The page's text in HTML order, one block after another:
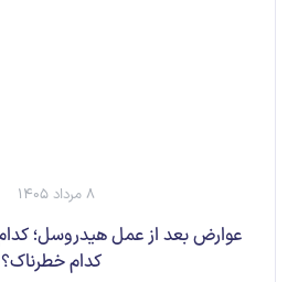
8 مرداد 1405
عوارض بعد از عمل هیدروسل؛
کدام خطرناک؟